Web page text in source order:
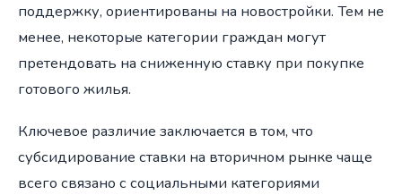
поддержку, ориентированы на новостройки. Тем не
менее, некоторые категории граждан могут
претендовать на сниженную ставку при покупке
готового жилья.
Ключевое различие заключается в том, что
субсидирование ставки на вторичном рынке чаще
всего связано с социальными категориями